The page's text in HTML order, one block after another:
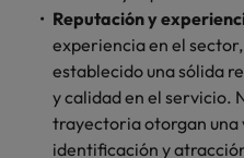
Reputación y
experiencia en el
establecido una sólida
y calidad en el servicio.
trayectoria otorgan
identificación y